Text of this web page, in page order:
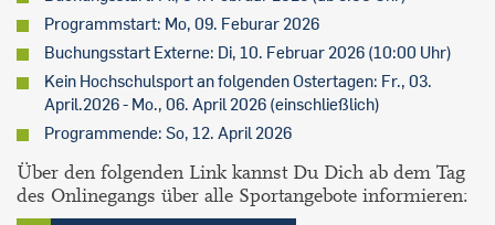
Programmstart: Mo, 09. Feburar 2026
Buchungsstart Externe: Di, 10. Februar 2026 (10:00 Uhr)
Kein Hochschulsport an folgenden Ostertagen: Fr., 03.
April.2026 - Mo., 06. April 2026 (einschließlich)
Programmende: So, 12. April 2026
Über den folgenden Link kannst Du Dich ab dem Tag
des Onlinegangs über alle Sportangebote informieren: